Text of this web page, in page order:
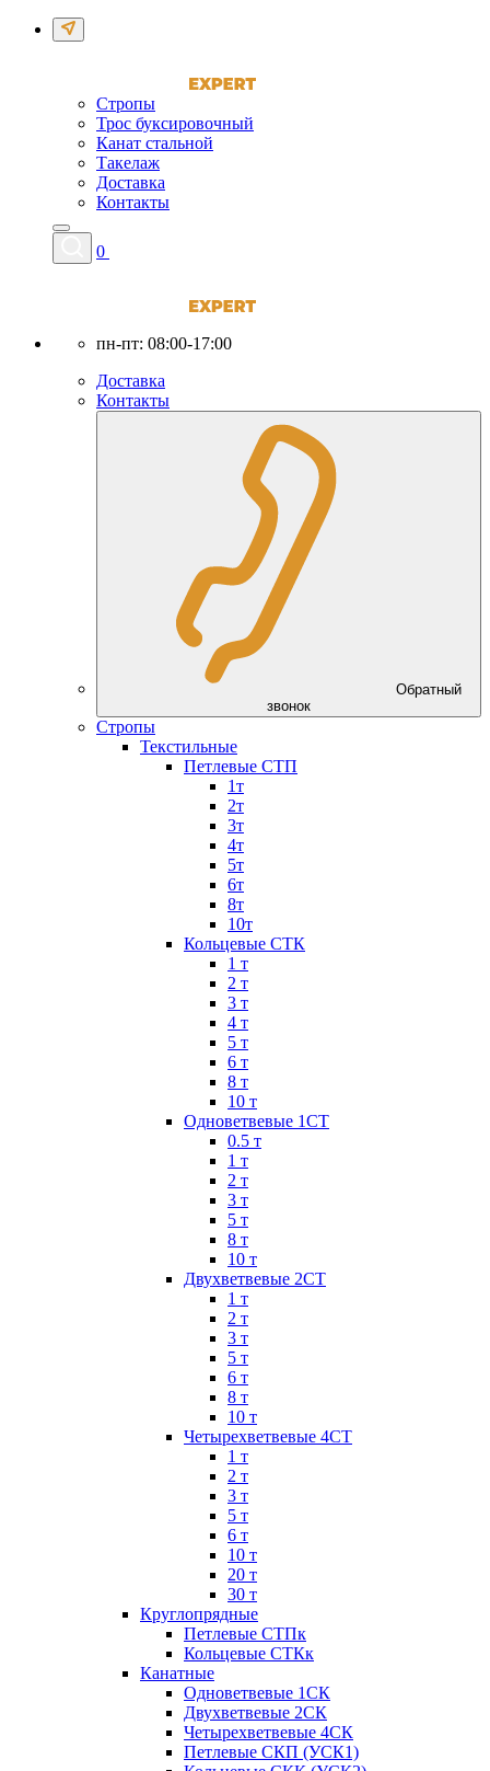
Стропы
Трос буксировочный
Канат стальной
Такелаж
Доставка
Контакты
0
пн-пт: 08:00-17:00
Доставка
Контакты
Обратный
звонок
Стропы
Текстильные
Петлевые СТП
1т
2т
3т
4т
5т
6т
8т
10т
Кольцевые СТК
1 т
2 т
3 т
4 т
5 т
6 т
8 т
10 т
Одноветвевые 1СТ
0.5 т
1 т
2 т
3 т
5 т
8 т
10 т
Двухветвевые 2СТ
1 т
2 т
3 т
5 т
6 т
8 т
10 т
Четырехветвевые 4СТ
1 т
2 т
3 т
5 т
6 т
10 т
20 т
30 т
Круглопрядные
Петлевые СТПк
Кольцевые СТКк
Канатные
Одноветвевые 1СК
Двухветвевые 2СК
Четырехветвевые 4СК
Петлевые СКП (УСК1)